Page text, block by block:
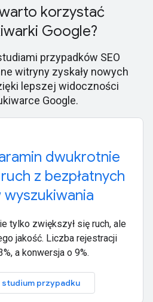
korzystać
Google?
przypadków SEO
witryny zyskały nowych
lepszej widoczności
Google.
dwukrotnie
z bezpłatnych
tylko zwiększył się ruch, ale
jakość. Liczba rejestracji
a konwersja o 9%.
przypadku